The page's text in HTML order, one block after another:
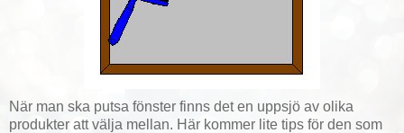
När man ska putsa fönster finns det en uppsjö av olika
produkter att välja mellan. Här kommer lite tips för den som